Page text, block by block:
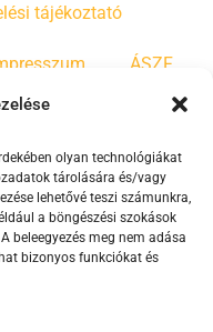
olyan technológiákat
tárolására és/vagy
lehetővé teszi számunkra,
a böngészési szokások
beleegyezés meg nem adása
bizonyos funkciókat és
tájékoztató
ÁSZF
szabályzat